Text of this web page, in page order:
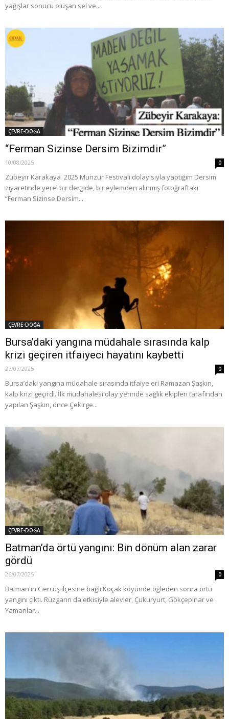
yağışlar sonucu oluşan sel ve...
ÇEVRE-DOĞA
“Ferman Sizinse Dersim Bizimdir”
10/08/2025 0
Zübeyir Karakaya 2025 Munzur Festivali dolayısıyla yaptığım Dersim
ziyaretinde yerel bir dergide, bir eylemden alınmış fotoğraftaki
“Ferman Sizinse Dersim...
ÇEVRE-DOĞA
Bursa’daki yangına müdahale sırasında kalp
krizi geçiren itfaiyeci hayatını kaybetti
27/07/2025 0
Bursa’daki yangına müdahale sırasında itfaiye eri Ramazan Şaşkın,
kalp krizi geçirdi. İlk müdahalesi olay yerinde sağlık ekipleri tarafından
yapılan Şaşkın, önce Çekirge...
ÇEVRE-DOĞA
Batman’da örtü yangını: Bin dönüm alan zarar
gördü
26/07/2025 0
Batman'ın Gercüş ilçesine bağlı Koçak köyünde öğleden sonra örtü
yangını çıktı. Rüzgarın da etkisiyle alevler, Çukuryurt, Gökçepınar ve
Yamanlar...